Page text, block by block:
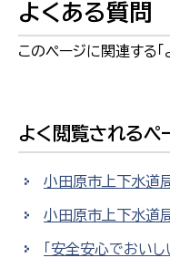
よくある質問
このページに関連する
よく閲覧されるペ
小田原市上下水道
小田原市上下水道局
「安全安心でおい